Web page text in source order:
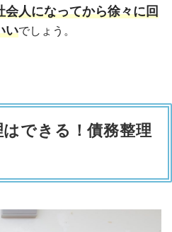
会人になってから徐々に回
いでしょう。
できる！債務整理